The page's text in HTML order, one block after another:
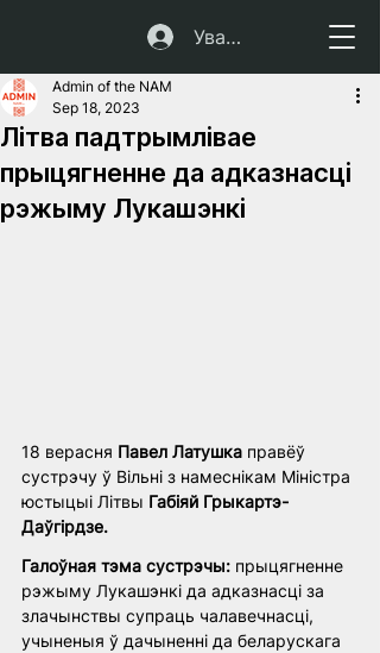
Увайсці
Літва падтрымлівае
прыцягненне да адказнасці
рэжыму Лукашэнкі
Admin of the NAM
Sep 18, 2023
18 верасня Павел Латушка правёў
сустрэчу ў Вільні з намеснікам Міністра
юстыцыі Літвы Габіяй Грыкартэ-
Даўгірдзе.
Галоўная тэма сустрэчы: прыцягненне
рэжыму Лукашэнкі да адказнасці за
злачынствы супраць чалавечнасці,
учыненыя ў дачыненні да беларускага